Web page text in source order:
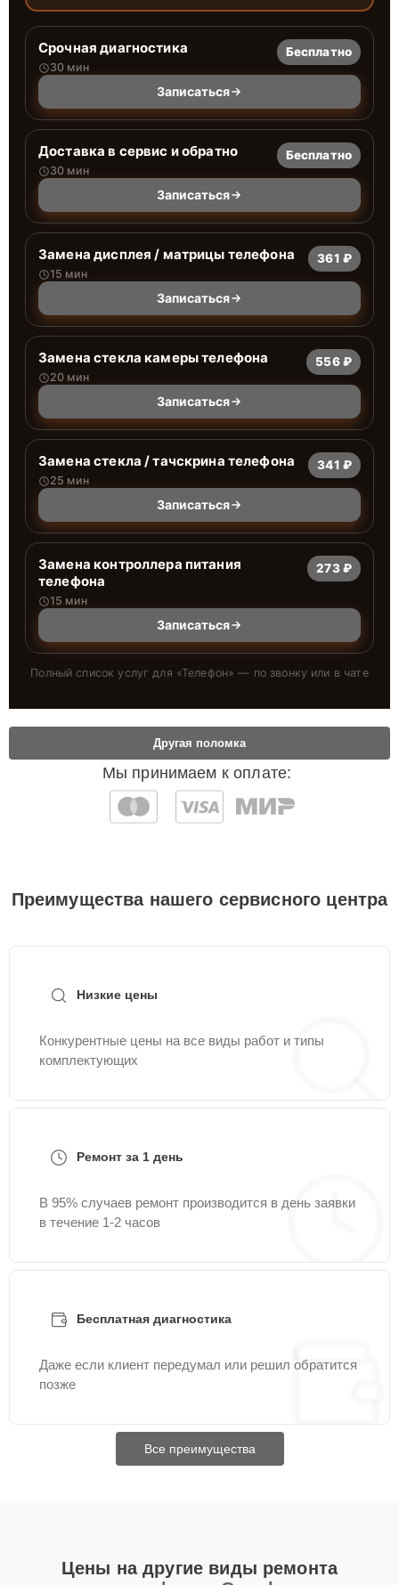
Срочная диагностика
30 мин
Бесплатно
Записаться
Доставка в сервис и обратно
30 мин
Бесплатно
Записаться
Замена дисплея / матрицы телефона
15 мин
361 ₽
Записаться
Замена стекла камеры телефона
20 мин
556 ₽
Записаться
Замена стекла / тачскрина телефона
25 мин
341 ₽
Записаться
Замена контроллера питания
телефона
15 мин
273 ₽
Записаться
Полный список услуг для «Телефон» — по звонку или в чате
Мы принимаем к оплате:
Другая поломка
Преимущества нашего сервисного центра
Низкие цены
Конкурентные цены на все виды работ и типы
комплектующих
Ремонт за 1 день
В 95% случаев ремонт производится в день заявки
в течение 1-2 часов
Бесплатная диагностика
Даже если клиент передумал или решил обратится
позже
Все преимущества
Цены на другие виды ремонта